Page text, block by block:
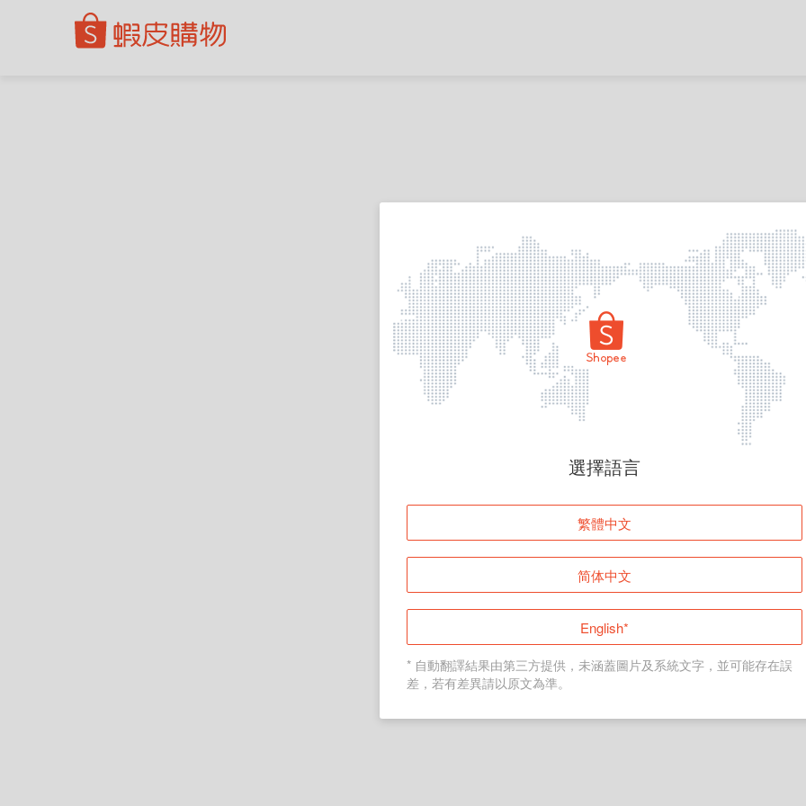
頁面無法顯示
登入
返回首頁
選擇語言
繁體中文
简体中文
English*
* 自動翻譯結果由第三方提供，未涵蓋圖片及系統文字，並可能存在誤
差，若有差異請以原文為準。